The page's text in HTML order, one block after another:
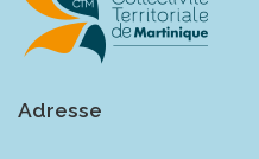
Adresse